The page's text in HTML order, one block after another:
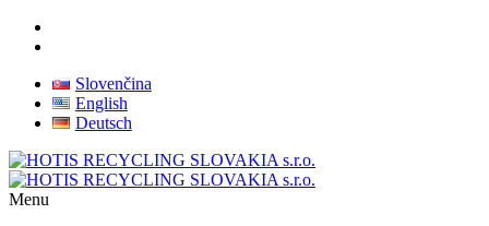
Slovenčina
English
Deutsch
Menu